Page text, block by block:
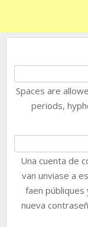
Spaces are
periods,
Una cuenta de
van unviase a
faen públiques
nueva